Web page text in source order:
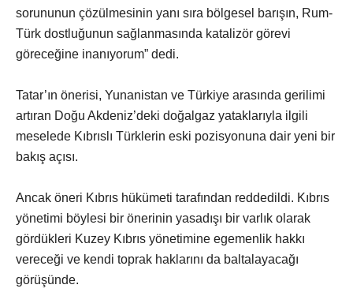
sorununun çözülmesinin yanı sıra bölgesel barışın, Rum-
Türk dostluğunun sağlanmasında katalizör görevi
göreceğine inanıyorum” dedi.
Tatar’ın önerisi, Yunanistan ve Türkiye arasında gerilimi
artıran Doğu Akdeniz’deki doğalgaz yataklarıyla ilgili
meselede Kıbrıslı Türklerin eski pozisyonuna dair yeni bir
bakış açısı.
Ancak öneri Kıbrıs hükümeti tarafından reddedildi. Kıbrıs
yönetimi böylesi bir önerinin yasadışı bir varlık olarak
gördükleri Kuzey Kıbrıs yönetimine egemenlik hakkı
vereceği ve kendi toprak haklarını da baltalayacağı
görüşünde.